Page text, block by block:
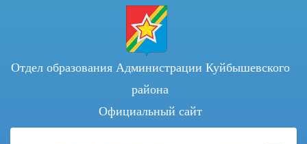
Отдел образования Администрации Куйбышевского
района
Официальный сайт